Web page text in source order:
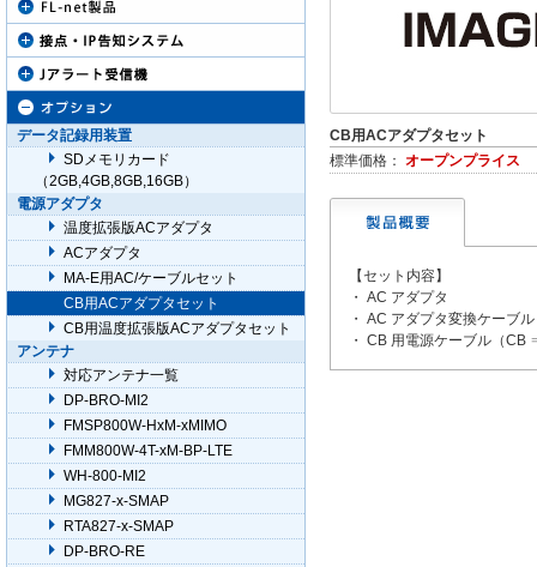
CB用ACアダプタセット
標準価格： オープンプライス
【セット内容】
・ AC アダプタ
・ AC アダプタ変換ケーブ
・ CB 用電源ケーブル（
データ記録用装置
SDメモリカード
（2GB,4GB,8GB,16GB）
電源アダプタ
温度拡張版ACアダプタ
ACアダプタ
MA-E用AC/ケーブルセット
CB用ACアダプタセット
CB用温度拡張版ACアダプタセット
アンテナ
対応アンテナ一覧
DP-BRO-MI2
FMSP800W-HxM-xMIMO
FMM800W-4T-xM-BP-LTE
WH-800-MI2
MG827-x-SMAP
RTA827-x-SMAP
DP-BRO-RE